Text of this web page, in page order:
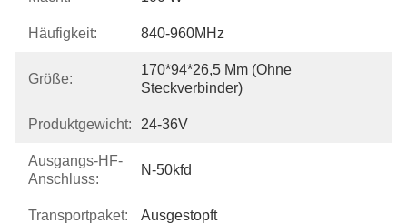
Häufigkeit: 840-960MHz
Größe:
170*94*26,5 Mm (ohne
Steckverbinder)
Produktgewicht: 24-36V
Ausgangs-HF-
Anschluss:
N-50kfd
Transportpaket: Ausgestopft